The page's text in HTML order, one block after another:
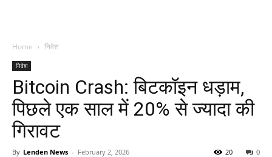
Home निवेश
निवेश
Bitcoin Crash: बिटकॉइन धड़ाम,
पिछले एक साल में 20% से ज्यादा की
गिरावट
By Lenden News - February 2, 2026 0
20